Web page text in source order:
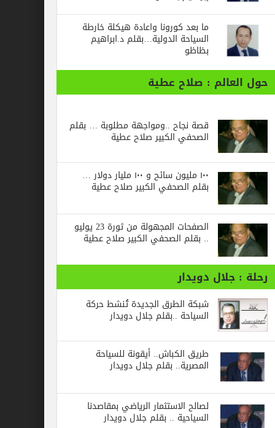
ما بعد كورونا واعادة هيكلة خارطة
السياحة الدولية…بقلم د.ابراهيم
بظاظو
: صلاح عطية
قصة نجاح ..ومواجهة مطلوبة … بقلم
الصحفي الكبير صلاح عطية
١٠٠ مليون سائح و ١٠٠ مليار دولار …
بقلم الصحفي الكبير صلاح عطية
الصفحات المجهولة من ثورة 23 يوليو
.. بقلم الصحفي الكبير صلاح عطية
دويدار
شبكة الطرق الجديدة تُنشط حركة
السياحة ..بقلم جلال دويدار
طريق الكباش.. أيقونة للسياحة
المصرية.. بقلم جلال دويدار
لصالح الاستثمار الرياضي بمقاصدنا
السياحية .. بقلم جلال دويدار